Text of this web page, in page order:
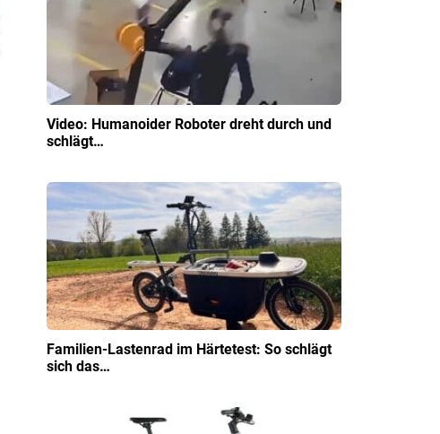
Video: Humanoider Roboter dreht durch und
schlägt…
Familien-Lastenrad im Härtetest: So schlägt
sich das…